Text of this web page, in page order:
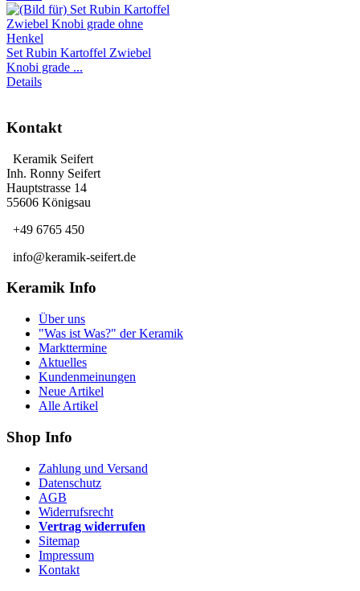
Set Rubin Kartoffel Zwiebel
Knobi grade ...
Details
Kontakt
Keramik Seifert
Inh. Ronny Seifert
Hauptstrasse 14
55606 Königsau
+49 6765 450
info@keramik-seifert.de
Keramik Info
Über uns
"Was ist Was?" der Keramik
Markttermine
Aktuelles
Kundenmeinungen
Neue Artikel
Alle Artikel
Shop Info
Zahlung und Versand
Datenschutz
AGB
Widerrufsrecht
Vertrag widerrufen
Sitemap
Impressum
Kontakt